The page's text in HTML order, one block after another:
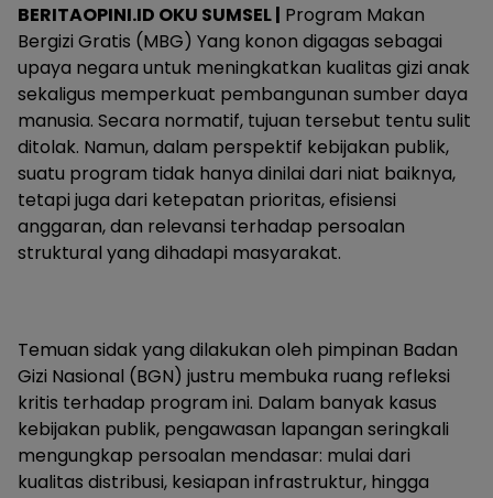
BERITAOPINI.ID OKU SUMSEL | Program Makan
Bergizi Gratis (MBG) Yang konon digagas sebagai
upaya negara untuk meningkatkan kualitas gizi anak
sekaligus memperkuat pembangunan sumber daya
manusia. Secara normatif, tujuan tersebut tentu sulit
ditolak. Namun, dalam perspektif kebijakan publik,
suatu program tidak hanya dinilai dari niat baiknya,
tetapi juga dari ketepatan prioritas, efisiensi
anggaran, dan relevansi terhadap persoalan
struktural yang dihadapi masyarakat.
Temuan sidak yang dilakukan oleh pimpinan Badan
Gizi Nasional (BGN) justru membuka ruang refleksi
kritis terhadap program ini. Dalam banyak kasus
kebijakan publik, pengawasan lapangan seringkali
mengungkap persoalan mendasar: mulai dari
kualitas distribusi, kesiapan infrastruktur, hingga